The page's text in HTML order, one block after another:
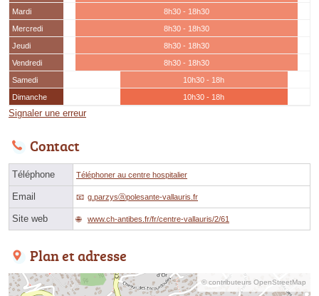
Mardi
8h30 - 18h30
Mercredi
8h30 - 18h30
Jeudi
8h30 - 18h30
Vendredi
8h30 - 18h30
Samedi
10h30 - 18h
Dimanche
10h30 - 18h
Signaler une erreur
Contact
Téléphone Téléphoner au centre hospitalier
Email g.parzysⓐpolesante-vallauris.fr
Site web www.ch-antibes.fr/fr/centre-vallauris/2/61
Plan et adresse
© contributeurs OpenStreetMap